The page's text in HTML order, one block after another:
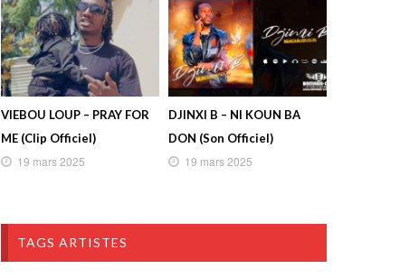
VIEBOU LOUP – PRAY FOR
ME (Clip Officiel)
19 mars 2025
DJINXI B – NI KOUN BA
DON (Son Officiel)
19 mars 2025
TAGS ARTISTES